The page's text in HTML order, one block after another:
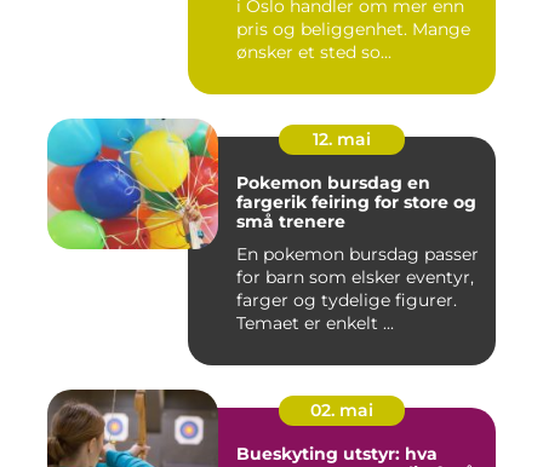
i Oslo handler om mer enn
pris og beliggenhet. Mange
ønsker et sted so...
12. mai
Pokemon bursdag en
fargerik feiring for store og
små trenere
En pokemon bursdag passer
for barn som elsker eventyr,
farger og tydelige figurer.
Temaet er enkelt ...
02. mai
Bueskyting utstyr: hva